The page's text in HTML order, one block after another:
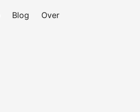
Blog Over